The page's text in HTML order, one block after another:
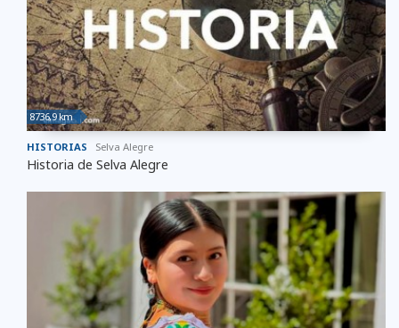
8736,9 km
HISTORIAS Selva Alegre
Historia de Selva Alegre